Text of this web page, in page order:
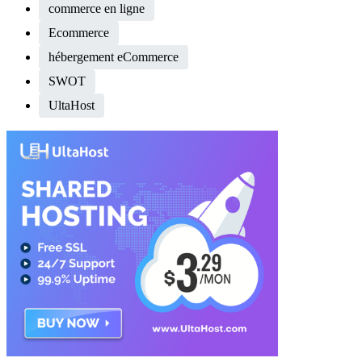
commerce en ligne
Ecommerce
hébergement eCommerce
SWOT
UltaHost